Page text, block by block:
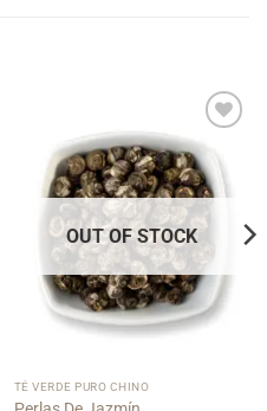
Add to
Wishlist
OUT OF STOCK
TÉ VERDE PURO CHINO